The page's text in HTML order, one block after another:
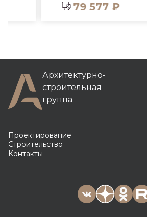
79 577 ₽
Архитектурно-
строительная
группа
Проектирование
Строительство
Контакты